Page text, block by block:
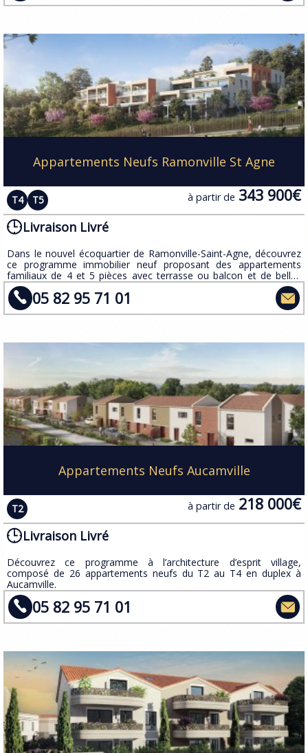
Appartements Neufs Ramonville St Agne
T4 T5 à partir de 343 900€
Livraison Livré
Dans le nouvel écoquartier de Ramonville-Saint-Agne, découvrez
ce programme immobilier neuf proposant des appartements
familiaux de 4 et 5 pièces avec terrasse ou balcon et de belles
prestations.
05 82 95 71 01
Appartements Neufs Aucamville
T2 à partir de 218 000€
Livraison Livré
​Découvrez ce programme à l’architecture d’esprit village,
composé de 26 appartements neufs du T2 au T4 en duplex à
Aucamville.
05 82 95 71 01